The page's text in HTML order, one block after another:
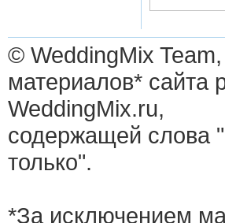
© WeddingMix
материалов* сайта
WeddingMix.ru,
содержащей слова
только".
*За исключением